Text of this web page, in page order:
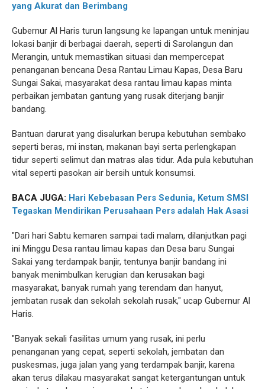
yang Akurat dan Berimbang
Gubernur Al Haris turun langsung ke lapangan untuk meninjau
lokasi banjir di berbagai daerah, seperti di Sarolangun dan
Merangin, untuk memastikan situasi dan mempercepat
penanganan bencana Desa Rantau Limau Kapas, Desa Baru
Sungai Sakai, masyarakat desa rantau limau kapas minta
perbaikan jembatan gantung yang rusak diterjang banjir
bandang.
Bantuan darurat yang disalurkan berupa kebutuhan sembako
seperti beras, mi instan, makanan bayi serta perlengkapan
tidur seperti selimut dan matras alas tidur. Ada pula kebutuhan
vital seperti pasokan air bersih untuk konsumsi.
BACA JUGA: Hari Kebebasan Pers Sedunia, Ketum SMSI
Tegaskan Mendirikan Perusahaan Pers adalah Hak Asasi
"Dari hari Sabtu kemaren sampai tadi malam, dilanjutkan pagi
ini Minggu Desa rantau limau kapas dan Desa baru Sungai
Sakai yang terdampak banjir, tentunya banjir bandang ini
banyak menimbulkan kerugian dan kerusakan bagi
masyarakat, banyak rumah yang terendam dan hanyut,
jembatan rusak dan sekolah sekolah rusak," ucap Gubernur Al
Haris.
"Banyak sekali fasilitas umum yang rusak, ini perlu
penanganan yang cepat, seperti sekolah, jembatan dan
puskesmas, juga jalan yang yang terdampak banjir, karena
akan terus dilakau masyarakat sangat ketergantungan untuk